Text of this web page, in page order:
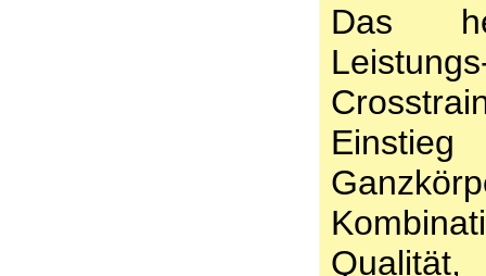
Das